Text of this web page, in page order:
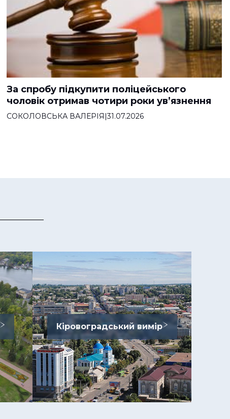
За спробу підкупити поліцейського
чоловік отримав чотири роки ув’язнення
СОКОЛОВСЬКА ВАЛЕРІЯ|31.07.2026
Кіровоградський вимір